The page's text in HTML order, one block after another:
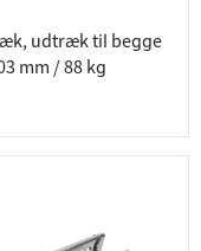
udtræk til begge
mm / 88 kg